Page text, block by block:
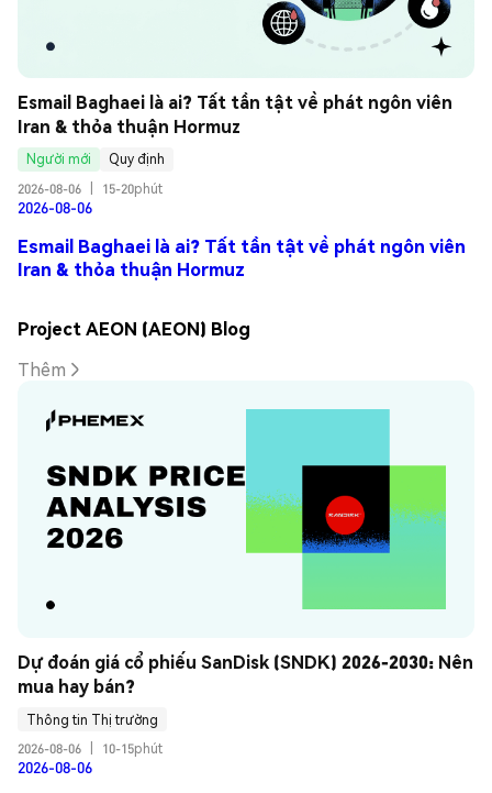
Esmail Baghaei là ai? Tất tần tật về phát ngôn viên
Iran & thỏa thuận Hormuz
Người mới
Quy định
2026-08-06
15-20phút
2026-08-06
Esmail Baghaei là ai? Tất tần tật về phát ngôn viên
Iran & thỏa thuận Hormuz
Project AEON (AEON) Blog
Thêm
Dự đoán giá cổ phiếu SanDisk (SNDK) 2026-2030: Nên
mua hay bán?
Thông tin Thị trường
2026-08-06
10-15phút
2026-08-06